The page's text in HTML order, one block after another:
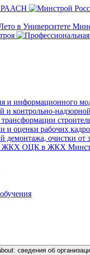
и информационного
и контрольно-
и оценки рабочих
демонтажа, очистки от
ЖКХ ОЦК в ЖКХ
сведения об